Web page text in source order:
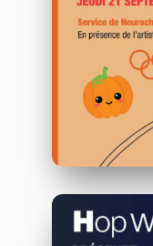
Fresque
de Lille
21/09/2023